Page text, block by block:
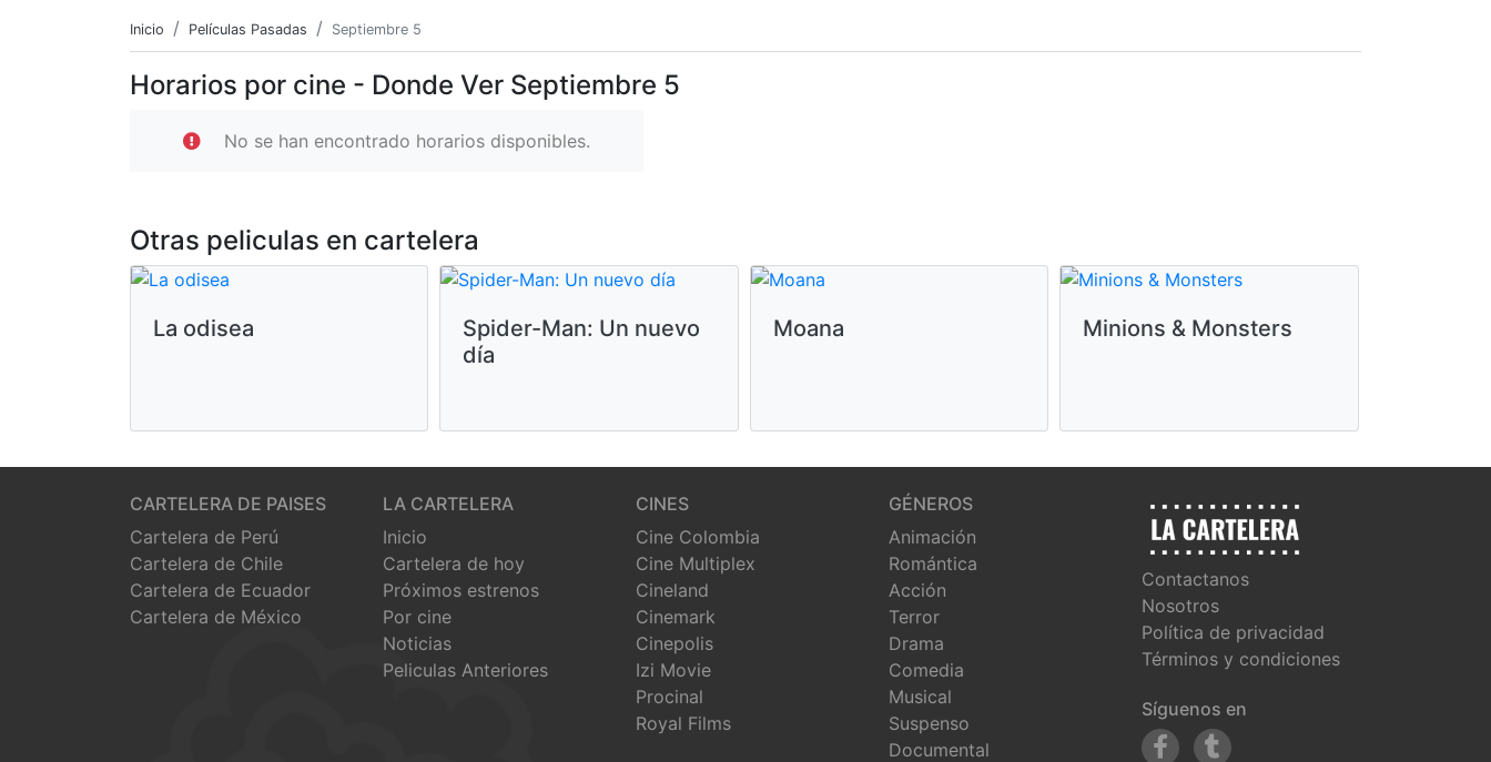
Inicio Películas Pasadas Septiembre 5
Horarios por cine - Donde Ver Septiembre 5
No se han encontrado horarios disponibles.
Otras peliculas en cartelera
La odisea
Spider-Man: Un nuevo
día
Moana Minions & Monsters
CARTELERA DE PAISES
Cartelera de Perú
Cartelera de Chile
Cartelera de Ecuador
Cartelera de México
LA CARTELERA
Inicio
Cartelera de hoy
Próximos estrenos
Por cine
Noticias
Peliculas Anteriores
CINES
Cine Colombia
Cine Multiplex
Cineland
Cinemark
Cinepolis
Izi Movie
Procinal
Royal Films
GÉNEROS
Animación
Romántica
Acción
Terror
Drama
Comedia
Musical
Suspenso
Documental
Contactanos
Nosotros
Política de privacidad
Términos y condiciones
Síguenos en